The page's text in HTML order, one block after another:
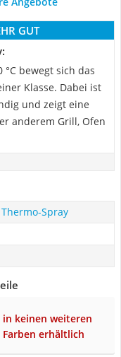
GUT
bewegt sich das
Klasse. Dabei ist
und zeigt eine
anderem Grill, Ofen
Spray
in keinen weiteren
Farben erhältlich